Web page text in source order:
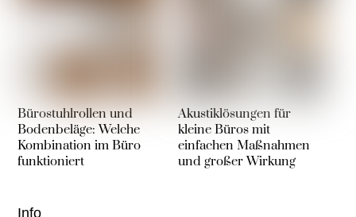
Bürostuhlrollen und
Bodenbeläge: Welche
Kombination im Büro
funktioniert
Akustiklösungen für
kleine Büros mit
einfachen Maßnahmen
und großer Wirkung
Info